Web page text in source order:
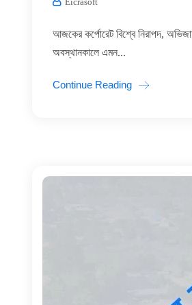
আজকের কর্পোরেট বিশ্বে নিরাপদ,
অবস্থানকালে এমন...
Continue Reading